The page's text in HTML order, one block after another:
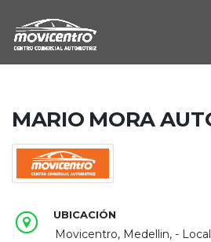
MARIO MORA
UBICACIÓN
Movicentro, Medellin, -